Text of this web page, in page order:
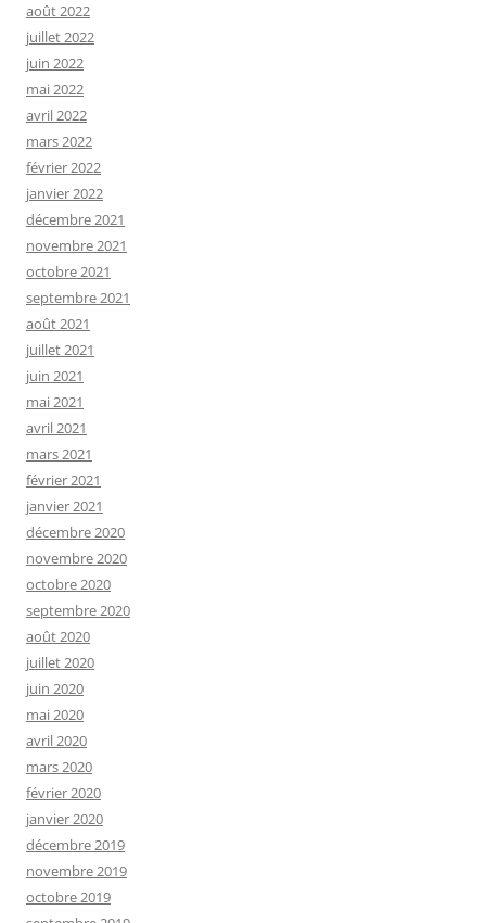
août 2022
juillet 2022
juin 2022
mai 2022
avril 2022
mars 2022
février 2022
janvier 2022
décembre 2021
novembre 2021
octobre 2021
septembre 2021
août 2021
juillet 2021
juin 2021
mai 2021
avril 2021
mars 2021
février 2021
janvier 2021
décembre 2020
novembre 2020
octobre 2020
septembre 2020
août 2020
juillet 2020
juin 2020
mai 2020
avril 2020
mars 2020
février 2020
janvier 2020
décembre 2019
novembre 2019
octobre 2019